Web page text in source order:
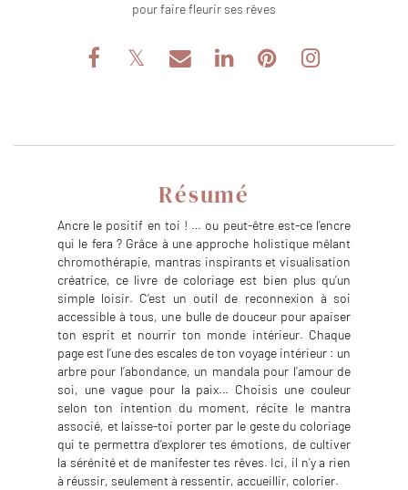
pour faire fleurir ses rêves
Résumé
Ancre le positif en toi ! … ou peut-être est-ce l’encre
qui le fera ? Grâce à une approche holistique mêlant
chromothérapie, mantras inspirants et visualisation
créatrice, ce livre de coloriage est bien plus qu’un
simple loisir. C’est un outil de reconnexion à soi
accessible à tous, une bulle de douceur pour apaiser
ton esprit et nourrir ton monde intérieur. Chaque
page est l’une des escales de ton voyage intérieur : un
arbre pour l’abondance, un mandala pour l’amour de
soi, une vague pour la paix… Choisis une couleur
selon ton intention du moment, récite le mantra
associé, et laisse-toi porter par le geste du coloriage
qui te permettra d’explorer tes émotions, de cultiver
la sérénité et de manifester tes rêves. Ici, il n’y a rien
à réussir, seulement à ressentir, accueillir, colorier.